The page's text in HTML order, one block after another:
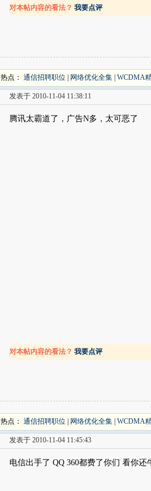
对本帖内容的看法？ 我要点评
热点： 通信招聘职位 网络优化全集 WCDMA
发表于 2010-11-04 11:38:11
腾讯太霸道了，广告N多，太可恶了
对本帖内容的看法？ 我要点评
热点： 通信招聘职位 网络优化全集 WCDMA
发表于 2010-11-04 11:45:43
电信出手了 QQ 360都费了你们 看你还